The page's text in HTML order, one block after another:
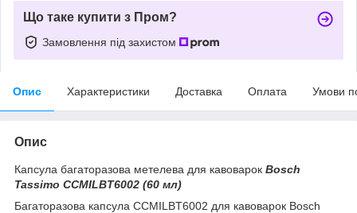
Що таке купити з Пром?
Замовлення під захистом
Опис Характеристики Доставка Оплата Умови
Опис
Капсула багаторазова метелева для кавоварок Bosch
Tassimo CCMILBT6002 (60 мл)
Багаторазова капсула CCMILBT6002 для кавоварок Bosch